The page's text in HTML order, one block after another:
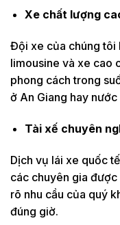
Xe chất lượng
Đội xe của chúng tôi
limousine và xe cao
phong cách trong
ở An Giang hay nước
Tài xế chuyên
Dịch vụ lái xe quốc
các chuyên gia
rõ nhu cầu của quý
đúng giờ.